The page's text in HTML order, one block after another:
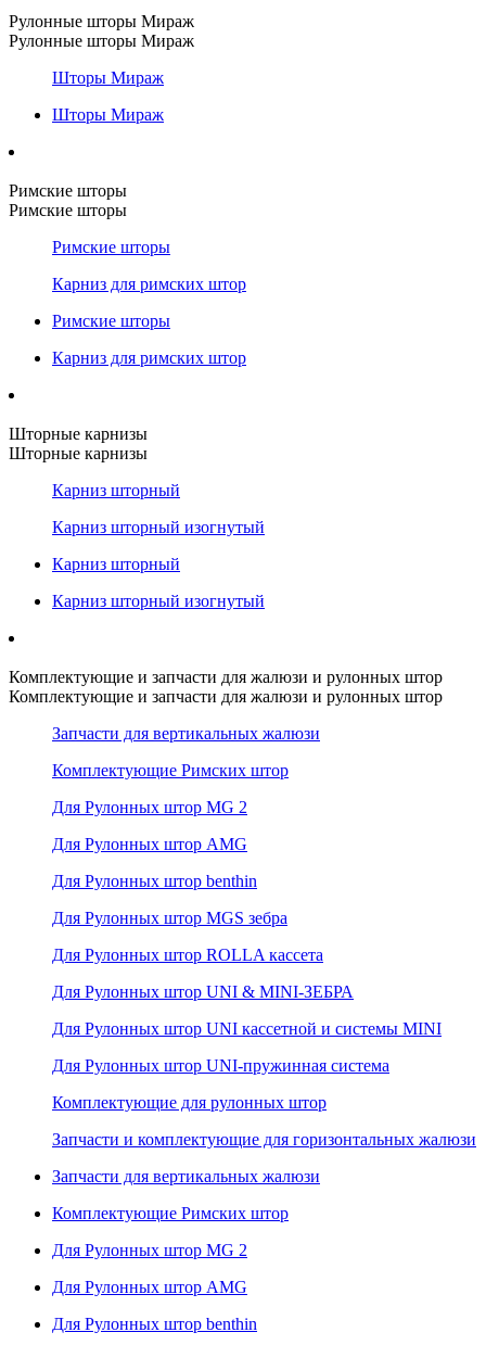
Рулонные шторы Мираж
Рулонные шторы Мираж
Шторы Мираж
Шторы Мираж
Римские шторы
Римские шторы
Римские шторы
Карниз для римских штор
Римские шторы
Карниз для римских штор
Шторные карнизы
Шторные карнизы
Карниз шторный
Карниз шторный изогнутый
Карниз шторный
Карниз шторный изогнутый
Комплектующие и запчасти для жалюзи и рулонных штор
Комплектующие и запчасти для жалюзи и рулонных штор
Запчасти для вертикальных жалюзи
Комплектующие Римских штор
Для Рулонных штор MG 2
Для Рулонных штор AMG
Для Рулонных штор benthin
Для Рулонных штор MGS зебра
Для Рулонных штор ROLLA кассета
Для Рулонных штор UNI & MINI-ЗЕБРА
Для Рулонных штор UNI кассетной и системы MINI
Для Рулонных штор UNI-пружинная система
Комплектующие для рулонных штор
Запчасти и комплектующие для горизонтальных жалюзи
Запчасти для вертикальных жалюзи
Комплектующие Римских штор
Для Рулонных штор MG 2
Для Рулонных штор AMG
Для Рулонных штор benthin